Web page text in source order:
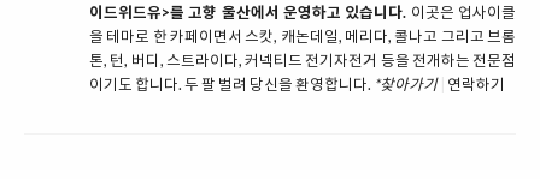
이드위드유>를 고향 울산에서 운영하고 있습니다. 이곳은 업사이클
을 테마로 한 카페이면서 스캇, 캐논데일, 메리다, 콜나고 그리고 브롬
톤, 턴, 버디, 스트라이다, 커넥티드 전기자전거 등을 전개하는 전문점
이기도 합니다. 두 팔 벌려 당신을 환영합니다. *찾아가기 연락하기